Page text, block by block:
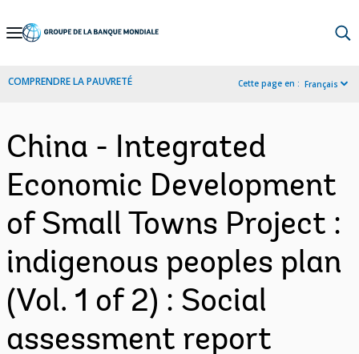
Skip
Navigation
COMPRENDRE LA PAUVRETÉ Cette page en : Français
China - Integrated
Economic Development
of Small Towns Project :
indigenous peoples plan
(Vol. 1 of 2) : Social
assessment report